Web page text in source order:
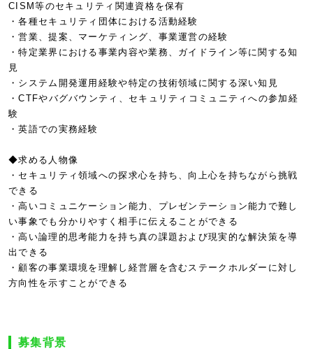
CISM等のセキュリティ関連資格を保有
・各種セキュリティ団体における活動経験
・営業、提案、マーケティング、事業運営の経験
・特定業界における事業内容や業務、ガイドライン等に関する知
見
・システム開発運用経験や特定の技術領域に関する深い知見
・CTFやバグバウンティ、セキュリティコミュニティへの参加経
験
・英語での実務経験
◆求める人物像
・セキュリティ領域への探求心を持ち、向上心を持ちながら挑戦
できる
・高いコミュニケーション能力、プレゼンテーション能力で難し
い事象でも分かりやすく相手に伝えることができる
・高い論理的思考能力を持ち真の課題および現実的な解決策を導
出できる
・顧客の事業環境を理解し経営層を含むステークホルダーに対し
方向性を示すことができる
募集背景